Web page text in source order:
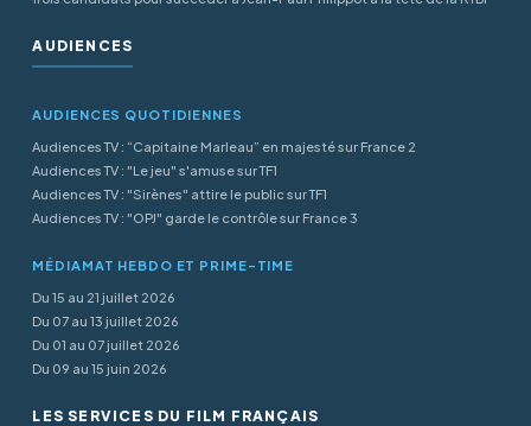
AUDIENCES
AUDIENCES QUOTIDIENNES
Audiences TV : “Capitaine Marleau” en majesté sur France 2
Audiences TV : "Le jeu" s'amuse sur TF1
Audiences TV : "Sirènes" attire le public sur TF1
Audiences TV : "OPJ" garde le contrôle sur France 3
MÉDIAMAT HEBDO ET PRIME-TIME
Du 15 au 21 juillet 2026
Du 07 au 13 juillet 2026
Du 01 au 07 juillet 2026
Du 09 au 15 juin 2026
LES SERVICES DU FILM FRANÇAIS